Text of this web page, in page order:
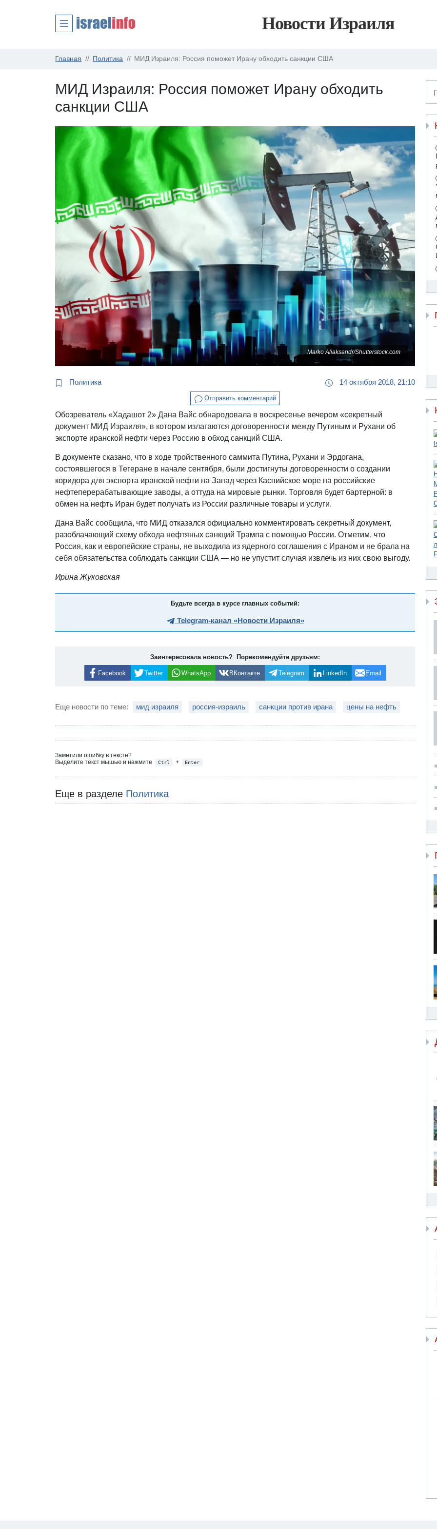
Новости Израиля
Главная Политика МИД Израиля: Россия поможет Ирану обходить санкции США
МИД Израиля: Россия поможет Ирану обходить
санкции США
Marko Aliaksandr/Shutterstock.com
Политика 14 октября 2018, 21:10
Отправить комментарий
Обозреватель «Хадашот 2» Дана Вайс обнародовала в воскресенье вечером «секретный
документ МИД Израиля», в котором излагаются договоренности между Путиным и Рухани об
экспорте иранской нефти через Россию в обход санкций США.
В документе сказано, что в ходе тройственного саммита Путина, Рухани и Эрдогана,
состоявшегося в Тегеране в начале сентября, были достигнуты договоренности о создании
коридора для экспорта иранской нефти на Запад через Каспийское море на российские
нефтеперерабатывающие заводы, а оттуда на мировые рынки. Торговля будет бартерной: в
обмен на нефть Иран будет получать из России различные товары и услуги.
Дана Вайс сообщила, что МИД отказался официально комментировать секретный документ,
разоблачающий схему обхода нефтяных санкций Трампа с помощью России. Отметим, что
Россия, как и европейские страны, не выходила из ядерного соглашения с Ираном и не брала на
себя обязательства соблюдать санкции США — но не упустит случая извлечь из них свою выгоду.
Ирина Жуковская
Будьте всегда в курсе главных событий:
Telegram-канал «Новости Израиля»
Заинтересовала новость? Порекомендуйте друзьям:
Facebook Twitter WhatsApp ВКонтакте Telegram LinkedIn Email
Еще новости по теме: мид израиля россия-израиль санкции против ирана цены на нефть
Заметили ошибку в тексте?
Выделите текст мышью и нажмите
Ctrl + Enter
Еще в разделе Политика